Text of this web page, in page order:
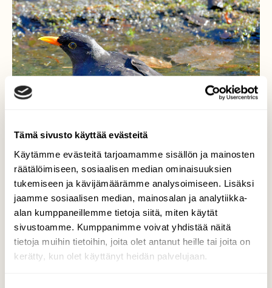
Tämä sivusto käyttää evästeitä
Käytämme evästeitä tarjoamamme sisällön ja mainosten
räätälöimiseen, sosiaalisen median ominaisuuksien
tukemiseen ja kävijämäärämme analysoimiseen. Lisäksi
jaamme sosiaalisen median, mainosalan ja analytiikka-
alan kumppaneillemme tietoja siitä, miten käytät
sivustoamme. Kumppanimme voivat yhdistää näitä
tietoja muihin tietoihin, joita olet antanut heille tai joita on
kerätty, kun olet käyttänyt heidän palvelujaan.
Kahlaajako?
Eikun mustarastas aikoo kylpeä.